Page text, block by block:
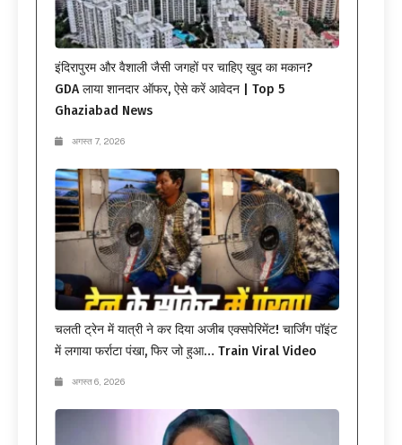
इंदिरापुरम और वैशाली जैसी जगहों पर चाहिए खुद का मकान?
GDA लाया शानदार ऑफर, ऐसे करें आवेदन | Top 5
Ghaziabad News
अगस्त 7, 2026
चलती ट्रेन में यात्री ने कर दिया अजीब एक्सपेरिमेंट! चार्जिंग पॉइंट
में लगाया फर्राटा पंखा, फिर जो हुआ… Train Viral Video
अगस्त 6, 2026